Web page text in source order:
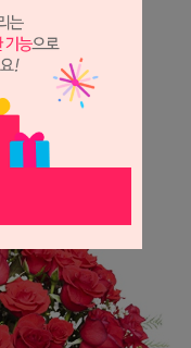
라질 수 있으니
.